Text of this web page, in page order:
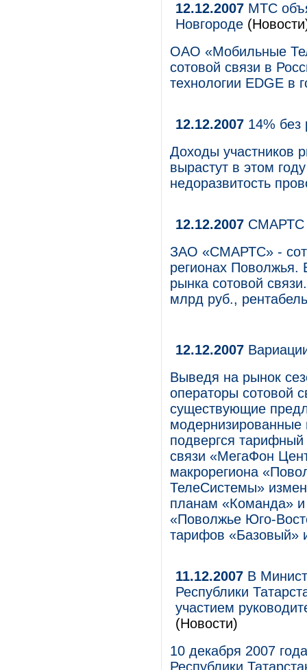
12.12.2007 МТС
Новгороде
ОАО «Мобильные
сотовой связи в
технологии EDGE в
12.12.2007 14% без
Доходы участников
вырастут в этом
недоразвитость
12.12.2007 СМАРТС
ЗАО «СМАРТС» -
регионах Поволжья.
рынка сотовой
млрд руб.,
12.12.2007
Выведя на рынок
операторы сотовой
существующие
модернизированные
подвергся
связи «МегаФон
макрорегиона
ТелеСистемы»
планам «Команда»
«Поволжье Юго-
тарифов «Базовый»
11.12.2007 В
Республики
участием
(Новости)
10 декабря 2007
Республики